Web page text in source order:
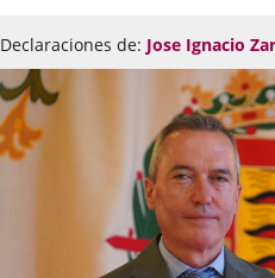
Declaraciones de: Jose Ignacio